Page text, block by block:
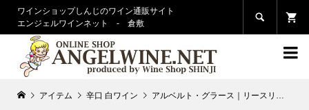
ワインショップしんじのワイン通販サイト
エンジェルワインネット - 倉敷


アイテム 辛口 白ワイン アルベルト・グラース｜リースリング ブラック・ラベル [2018] 750ml